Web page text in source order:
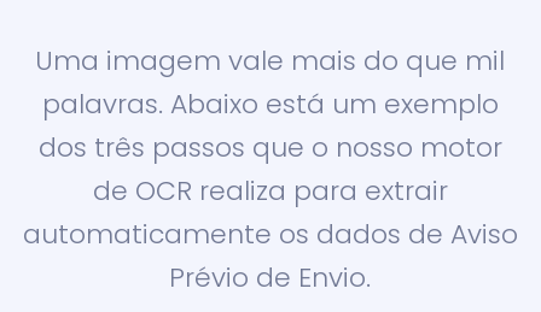
Uma imagem vale mais do que mil
palavras. Abaixo está um exemplo
dos três passos que o nosso motor
de OCR realiza para extrair
automaticamente os dados de Aviso
Prévio de Envio.